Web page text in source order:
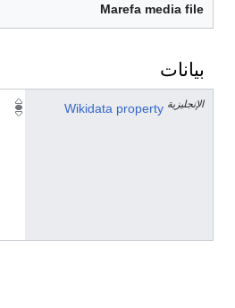
Marefa media file
بيانات
Wikidata property الإنجليزية